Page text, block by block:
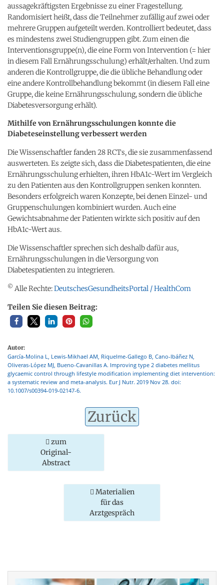
aussagekräftigsten Ergebnisse zu einer Fragestellung.
Randomisiert heißt, dass die Teilnehmer zufällig auf zwei oder
mehrere Gruppen aufgeteilt werden. Kontrolliert bedeutet, dass
es mindestens zwei Studiengruppen gibt. Zum einen die
Interventionsgruppe(n), die eine Form von Intervention (= hier
in diesem Fall Ernährungsschulung) erhält/erhalten. Und zum
anderen die Kontrollgruppe, die die übliche Behandlung oder
eine andere Kontrollbehandlung bekommt (in diesem Fall eine
Gruppe, die keine Ernährungsschulung, sondern die übliche
Diabetesversorgung erhält).
Mithilfe von Ernährungsschulungen konnte die
Diabeteseinstellung verbessert werden
Die Wissenschaftler fanden 28 RCTs, die sie zusammenfassend
auswerteten. Es zeigte sich, dass die Diabetespatienten, die eine
Ernährungsschulung erhielten, ihren HbA1c-Wert im Vergleich
zu den Patienten aus den Kontrollgruppen senken konnten.
Besonders erfolgreich waren Konzepte, bei denen Einzel- und
Gruppenschulungen kombiniert wurden. Auch eine
Gewichtsabnahme der Patienten wirkte sich positiv auf den
HbA1c-Wert aus.
Die Wissenschaftler sprechen sich deshalb dafür aus,
Ernährungsschulungen in die Versorgung von
Diabetespatienten zu integrieren.
© Alle Rechte:DeutschesGesundheitsPortal / HealthCom
Teilen Sie diesen Beitrag:
Autor:
García-Molina L, Lewis-Mikhael AM, Riquelme-Gallego B, Cano-Ibáñez N,
Oliveras-López MJ, Bueno-Cavanillas A. Improving type 2 diabetes mellitus
glycaemic control through lifestyle modification implementing diet intervention:
a systematic review and meta-analysis. Eur J Nutr. 2019 Nov 28. doi:
10.1007/s00394-019-02147-6.
Zurück
zum
Original-
Abstract
Materialien
für das
Arztgespräch